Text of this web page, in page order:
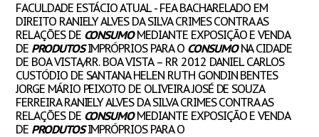
FACULDADE ESTÁCIO ATUAL - FEA BACHARELADO EM
DIREITO RANIELY ALVES DA SILVA CRIMES CONTRA AS
RELAÇÕES DE CONSUMOMEDIANTE EXPOSIÇÃO E VENDA
DE PRODUTOSIMPRÓPRIOS PARA O CONSUMONA CIDADE
DE BOA VISTA/RR. BOA VISTA – RR 2012 DANIEL CARLOS
CUSTÓDIO DE SANTANA HELEN RUTH GONDIN BENTES
JORGE MÁRIO PEIXOTO DE OLIVEIRA JOSÉ DE SOUZA
FERREIRA RANIELY ALVES DA SILVA CRIMES CONTRA AS
RELAÇÕES DE CONSUMOMEDIANTE EXPOSIÇÃO E VENDA
DE PRODUTOSIMPRÓPRIOS PARA O